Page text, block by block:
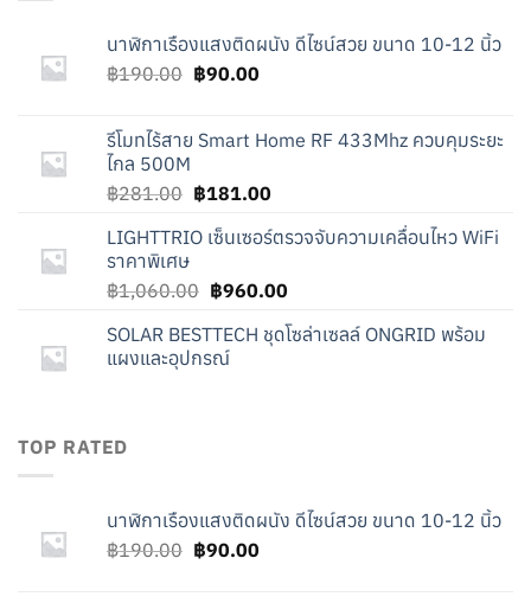
นาฬิกาเรืองแสงติดผนัง ดีไซน์สวย ขนาด 10-12 นิ้ว
฿190.00 Original
฿190.00.
฿90.00Current
฿90.00.
รีโมทไร้สาย Smart Home RF 433Mhz ควบคุมระยะ
ไกล 500M
฿281.00 Original
was:
฿181.00Current
is:
LIGHTTRIO เซ็นเซอร์ตรวจจับความเคลื่อนไหว WiFi
ราคาพิเศษ
฿1,060.00 Original
was:
฿1,060.00.
฿960.00Current
is:
SOLAR BESTTECH ชุดโซล่าเซลล์ ONGRID พร้อม
แผงและอุปกรณ์
TOP RATED
นาฬิกาเรืองแสงติดผนัง ดีไซน์สวย ขนาด 10-12 นิ้ว
฿190.00 Original
฿90.00Current